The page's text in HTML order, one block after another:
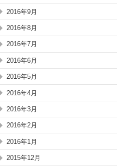
2016年9月
2016年8月
2016年7月
2016年6月
2016年5月
2016年4月
2016年3月
2016年2月
2016年1月
2015年12月